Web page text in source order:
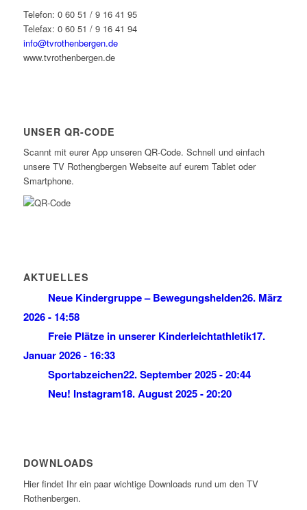
Telefon: 0 60 51 / 9 16 41 95
Telefax: 0 60 51 / 9 16 41 94
info@tvrothenbergen.de
www.tvrothenbergen.de
UNSER QR-CODE
Scannt mit eurer App unseren QR-Code. Schnell und einfach
unsere TV Rothengbergen Webseite auf eurem Tablet oder
Smartphone.
AKTUELLES
Neue Kindergruppe – Bewegungshelden26. März
2026 - 14:58
Freie Plätze in unserer Kinderleichtathletik17.
Januar 2026 - 16:33
Sportabzeichen22. September 2025 - 20:44
Neu! Instagram18. August 2025 - 20:20
DOWNLOADS
Hier findet Ihr ein paar wichtige Downloads rund um den TV
Rothenbergen.